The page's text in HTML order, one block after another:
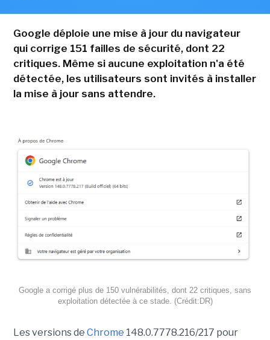
Google déploie une mise à jour du navigateur
qui corrige 151 failles de sécurité, dont 22
critiques. Même si aucune exploitation n'a été
détectée, les utilisateurs sont invités à installer
la mise à jour sans attendre.
Google a corrigé plus de 150 vulnérabilités, dont 22 critiques, sans
exploitation détectée à ce stade. (Crédit:DR)
Les versions de Chrome 148.0.7778.216/217 pour